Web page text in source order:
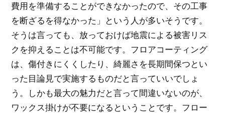
費用を準備することができなかったので、その工事
を断ざるを得なかった」という人が多いそうです。
そうは言っても、放っておけば地震による被害リス
クを抑えることは不可能です。フロアコーティング
は、傷付きにくくしたり、綺麗さを長期間保つとい
った目論見で実施するものだと言っていいでしょ
う。しかも最大の魅力だと言って間違いないのが、
ワックス掛けが不要になるということです。フロー